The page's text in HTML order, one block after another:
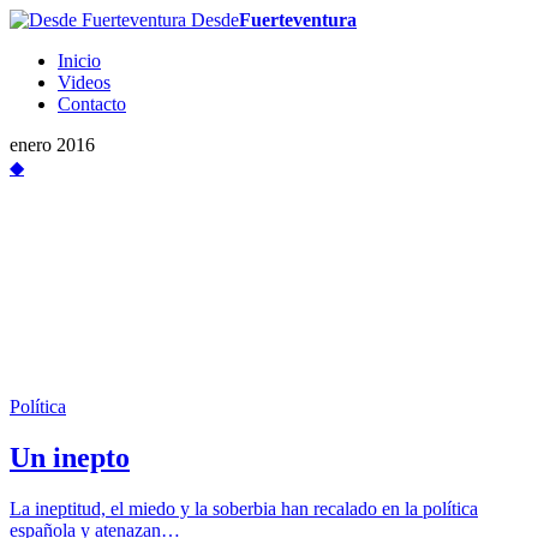
DesdeFuerteventura
Inicio
Videos
Contacto
enero 2016
◆
Política
Un inepto
La ineptitud, el miedo y la soberbia han recalado en la política
española y atenazan…